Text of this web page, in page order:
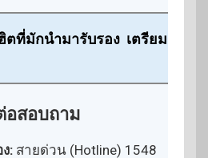
ตที่มักนำมารับรอง เตรียม
อสอบถาม
: สายด่วน (Hotline) 1548